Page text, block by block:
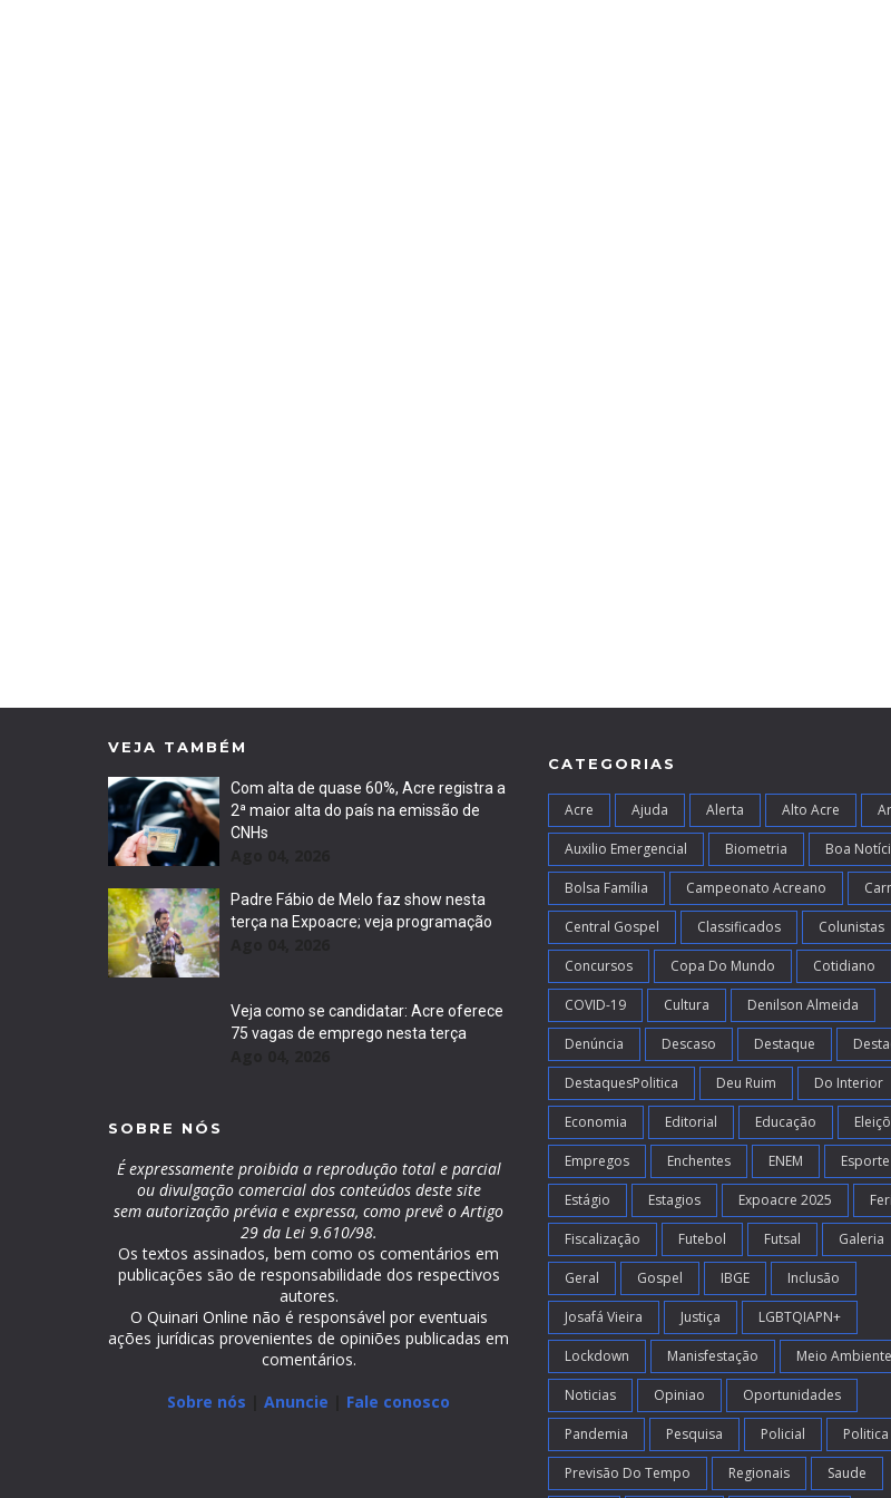
VEJA TAMBÉM
Com alta de quase 60%, Acre registra a
2ª maior alta do país na emissão de
CNHs
Padre Fábio de Melo faz show nesta
terça na Expoacre; veja programação
Veja como se candidatar: Acre oferece
75 vagas de emprego nesta terça
SOBRE NÓS
É expressamente proibida a reprodução total e parcial
ou divulgação comercial dos conteúdos deste site
sem autorização prévia e expressa, como prevê o Artigo
29 da Lei 9.610/98.
Os textos assinados, bem como os comentários em
publicações são de responsabilidade dos respectivos
autores.
O Quinari Online não é responsável por eventuais
ações jurídicas provenientes de opiniões publicadas em
comentários.
Sobre nós |Anuncie Fale conosco
CATEGORIAS
Acre Ajuda Alerta Alto Acre
Auxilio Emergencial Biometria Boa
Bolsa Família Campeonato Acreano
Central Gospel Classificados Colunistas
Concursos Copa Do Mundo Cotidiano
COVID-19 Cultura Denilson Almeida
Denúncia Descaso Destaque
DestaquesPolitica Deu Ruim Do Interior
Economia Editorial Educação
Empregos Enchentes ENEM Esporte
Estágio Estagios Expoacre 2025
Fiscalização Futebol Futsal Galeria
Geral Gospel IBGE Inclusão
Josafá Vieira Justiça LGBTQIAPN+
Lockdown Manisfestação Meio Ambiente
Noticias Opiniao Oportunidades
Pandemia Pesquisa Policial Politica
Previsão Do Tempo Regionais Saude